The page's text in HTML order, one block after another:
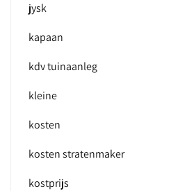
jysk
kapaan
kdv tuinaanleg
kleine
kosten
kosten stratenmaker
kostprijs